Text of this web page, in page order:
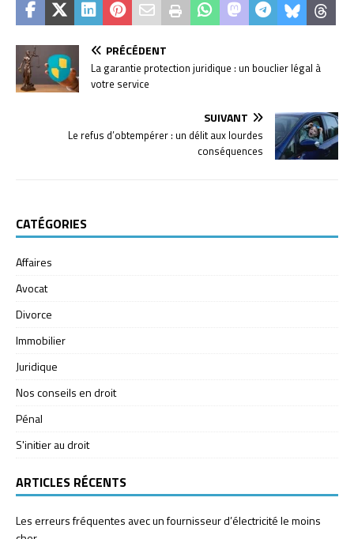
PRÉCÉDENT
La garantie protection juridique : un bouclier légal à
votre service
SUIVANT
Le refus d’obtempérer : un délit aux lourdes
conséquences
CATÉGORIES
Affaires
Avocat
Divorce
Immobilier
Juridique
Nos conseils en droit
Pénal
S'initier au droit
ARTICLES RÉCENTS
Les erreurs fréquentes avec un fournisseur d’électricité le moins